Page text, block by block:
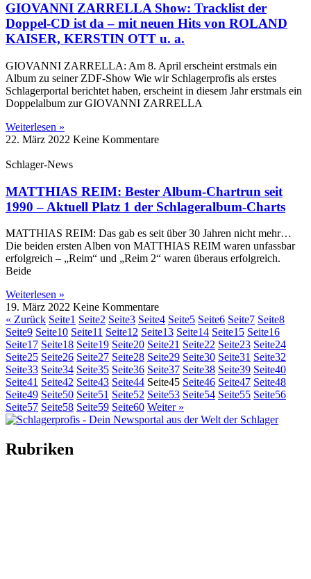
GIOVANNI ZARRELLA Show: Tracklist der
Doppel-CD ist da – mit neuen Hits von ROLAND
KAISER, KERSTIN OTT u. a.
GIOVANNI ZARRELLA: Am 8. April erscheint erstmals ein
Album zu seiner ZDF-Show Wie wir Schlagerprofis als erstes
Schlagerportal berichtet haben, erscheint in diesem Jahr erstmals ein
Doppelalbum zur GIOVANNI ZARRELLA
Weiterlesen »
22. März 2022 Keine Kommentare
Schlager-News
MATTHIAS REIM: Bester Album-Chartrun seit
1990 – Aktuell Platz 1 der Schlageralbum-Charts
MATTHIAS REIM: Das gab es seit über 30 Jahren nicht mehr…
Die beiden ersten Alben von MATTHIAS REIM waren unfassbar
erfolgreich – „Reim“ und „Reim 2“ waren überaus erfolgreich.
Beide
Weiterlesen »
19. März 2022 Keine Kommentare
« Zurück Seite1 Seite2 Seite3 Seite4 Seite5 Seite6 Seite7 Seite8
Seite9 Seite10 Seite11 Seite12 Seite13 Seite14 Seite15 Seite16
Seite17 Seite18 Seite19 Seite20 Seite21 Seite22 Seite23 Seite24
Seite25 Seite26 Seite27 Seite28 Seite29 Seite30 Seite31 Seite32
Seite33 Seite34 Seite35 Seite36 Seite37 Seite38 Seite39 Seite40
Seite41 Seite42 Seite43 Seite44 Seite45 Seite46 Seite47 Seite48
Seite49 Seite50 Seite51 Seite52 Seite53 Seite54 Seite55 Seite56
Seite57 Seite58 Seite59 Seite60 Weiter »
Rubriken